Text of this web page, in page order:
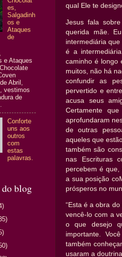
qual Ele te
Jesus fala
querida mãe.
intermediária
é a
caminho é longo
muitos, não há
confundir as
pervertido e
acusa seus
Certamente
aprofundaram
de outras
aqueles que
também são
nas Escrituras
percebem é que,
a sua posição
prósperos no
“Esta é a obra
vencê-lo com a
o que desejo
importante.
também
usaram a
es,
Salgadinh
os e
Ataques
de
e Ataques
Abril,
vestimos
de
Conforte
uns aos
outros
com
estas
palavras.
blog